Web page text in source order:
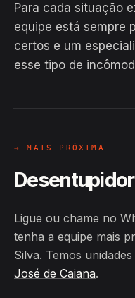
Para cada situação
equipe está sempre
certos e um
esse tipo de
EM CAMPO
Hiroshiro · Rua
→ MAIS PRÓXIMA
Ligue ou chame no
tenha a equipe mais
Silva. Temos
José de Caiana.